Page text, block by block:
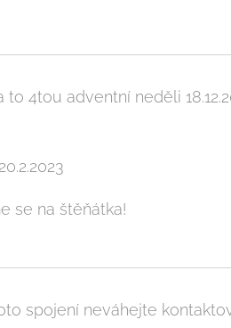
4tou adventní neděli
se na štěňátka!
spojení neváhejte